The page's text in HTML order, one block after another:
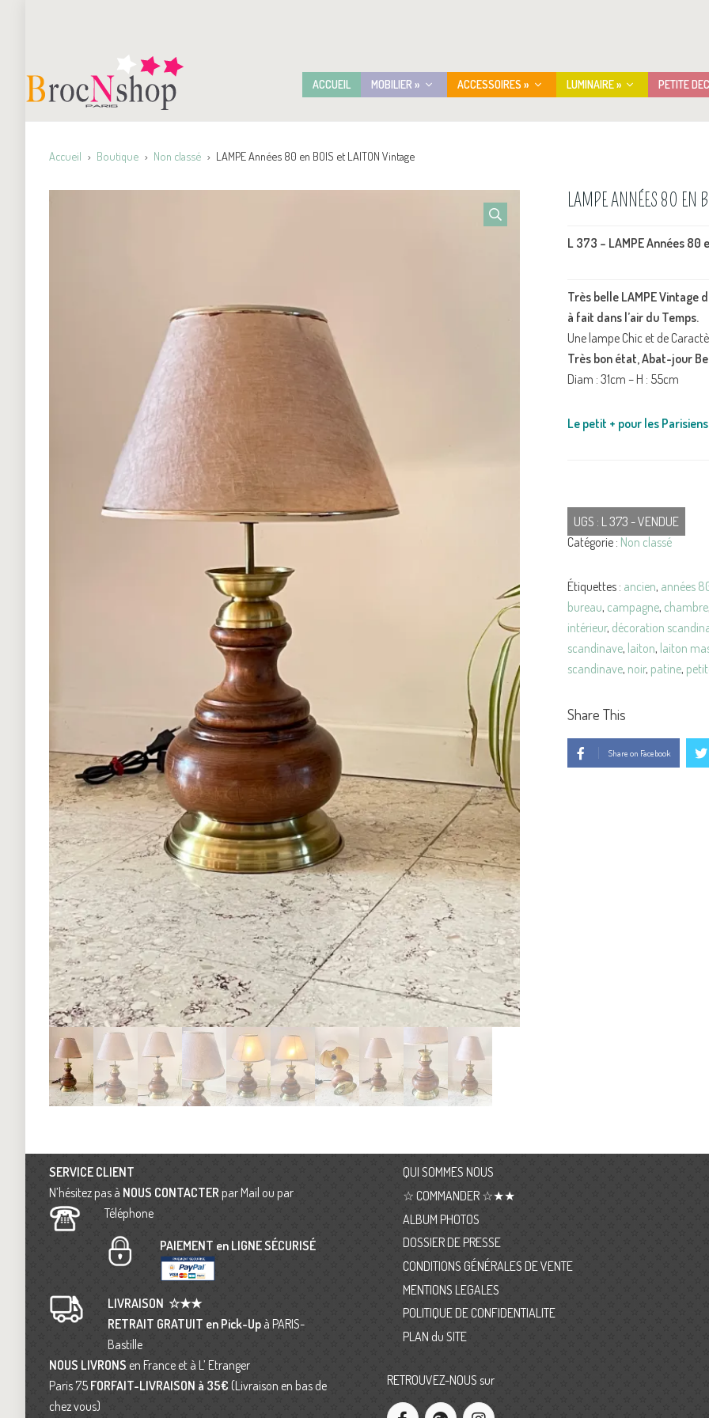
ACCUEIL MOBILIER » ACCESSOIRES » LUMINAIRE » PETITE
Accueil Boutique Non classé LAMPE Années 80 en BOIS et LAITON Vintage
LAMPE ANNÉES 80 EN
L 373 – LAMPE Années 80
Très belle LAMPE Vintage
à fait dans l’air du Temps.
Une lampe Chic et de
Très bon état, Abat-jour
Diam : 31cm – H : 55cm
Le petit + pour les
UGS : L 373 - VENDUE
Catégorie : Non classé
Étiquettes : ancien, années
bureau, campagne, chambre,
intérieur, décoration
scandinave, laiton, laiton
scandinave, noir, patine,
Share This
Share on Facebook
SERVICE CLIENT
N’hésitez pas à NOUS CONTACTER par Mail ou par
Téléphone
PAIEMENT en LIGNE SÉCURISÉ
LIVRAISON ☆★★
RETRAIT GRATUIT en Pick-Up à PARIS-
Bastille
NOUS LIVRONS en France et à L’ Etranger
Paris 75 FORFAIT-LIVRAISON à 35€ (Livraison en bas de
chez vous)
QUI SOMMES NOUS
☆ COMMANDER ☆★★
ALBUM PHOTOS
DOSSIER DE PRESSE
CONDITIONS GÉNÉRALES DE VENTE
MENTIONS LEGALES
POLITIQUE DE CONFIDENTIALITE
PLAN du SITE
RETROUVEZ-NOUS sur